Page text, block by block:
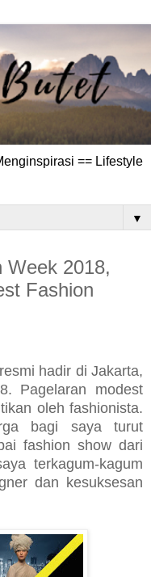
== Lifestyle
▼
Week 2018,
Fashion
hadir di Jakarta,
Pagelaran modest
oleh fashionista.
bagi saya turut
fashion show dari
terkagum-kagum
dan kesuksesan